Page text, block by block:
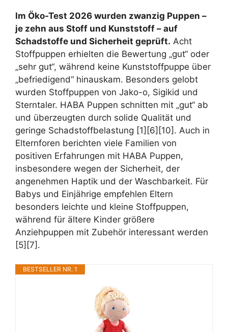
Im Öko-Test 2026 wurden zwanzig Puppen –
je zehn aus Stoff und Kunststoff – auf
Schadstoffe und Sicherheit geprüft. Acht
Stoffpuppen erhielten die Bewertung „gut“ oder
„sehr gut“, während keine Kunststoffpuppe über
„befriedigend“ hinauskam. Besonders gelobt
wurden Stoffpuppen von Jako-o, Sigikid und
Sterntaler. HABA Puppen schnitten mit „gut“ ab
und überzeugten durch solide Qualität und
geringe Schadstoffbelastung [1][6][10]. Auch in
Elternforen berichten viele Familien von
positiven Erfahrungen mit HABA Puppen,
insbesondere wegen der Sicherheit, der
angenehmen Haptik und der Waschbarkeit. Für
Babys und Einjährige empfehlen Eltern
besonders leichte und kleine Stoffpuppen,
während für ältere Kinder größere
Anziehpuppen mit Zubehör interessant werden
[5][7].
BESTSELLER NR. 1